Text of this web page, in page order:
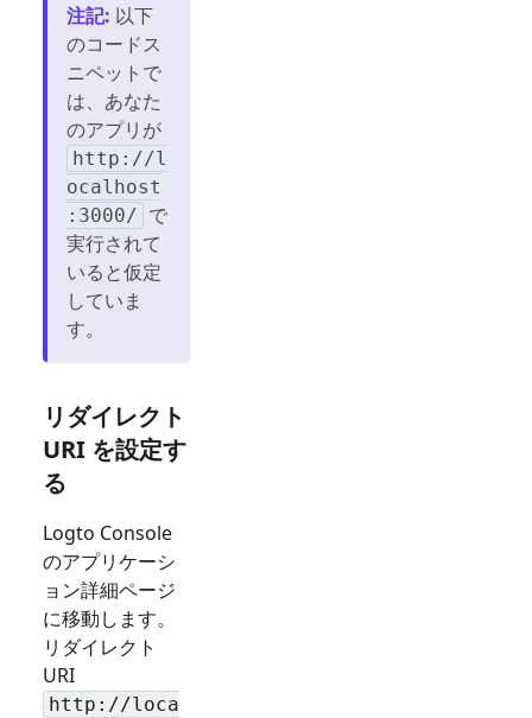
注記: 以下
のコードス
ニペットで
は、あなた
のアプリが
http://l
ocalhost
:3000/ で
実行されて
いると仮定
していま
す。
リダイレクト
URI を設定す
る
Logto Console
のアプリケーシ
ョン詳細ページ
に移動します。
リダイレクト
URI
http://loca